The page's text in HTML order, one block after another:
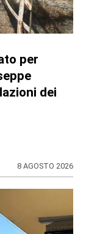
per
dei
8 AGOSTO 2026